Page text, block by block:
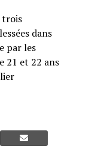
trois
dans
par les
21 et 22 ans